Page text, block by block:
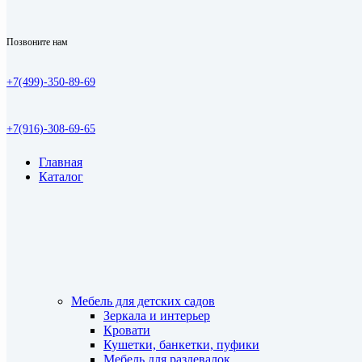
Позвоните нам
+7(499)-350-89-69
+7(916)-308-69-65
Главная
Каталог
Мебель для детских садов
Зеркала и интерьер
Кровати
Кушетки, банкетки, пуфики
Мебель для раздевалок